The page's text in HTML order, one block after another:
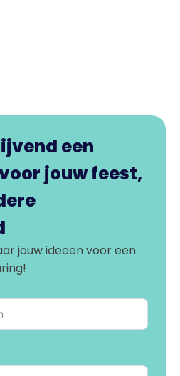
een
jouw feest,
jouw ideeen voor een